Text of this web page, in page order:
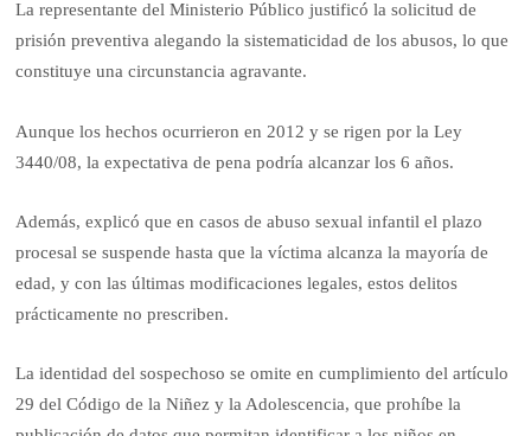
La representante del Ministerio Público justificó la solicitud de
prisión preventiva alegando la sistematicidad de los abusos, lo que
constituye una circunstancia agravante.
Aunque los hechos ocurrieron en 2012 y se rigen por la Ley
3440/08, la expectativa de pena podría alcanzar los 6 años.
Además, explicó que en casos de abuso sexual infantil el plazo
procesal se suspende hasta que la víctima alcanza la mayoría de
edad, y con las últimas modificaciones legales, estos delitos
prácticamente no prescriben.
La identidad del sospechoso se omite en cumplimiento del artículo
29 del Código de la Niñez y la Adolescencia, que prohíbe la